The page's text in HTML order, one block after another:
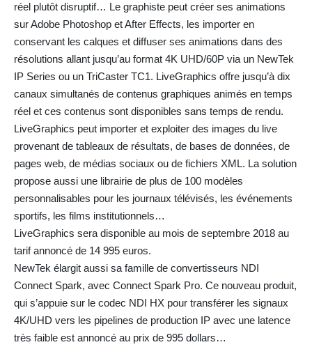
réel plutôt disruptif… Le graphiste peut créer ses animations
sur Adobe Photoshop et After Effects, les importer en
conservant les calques et diffuser ses animations dans des
résolutions allant jusqu’au format 4K UHD/60P via un NewTek
IP Series ou un TriCaster TC1. LiveGraphics offre jusqu’à dix
canaux simultanés de contenus graphiques animés en temps
réel et ces contenus sont disponibles sans temps de rendu.
LiveGraphics peut importer et exploiter des images du live
provenant de tableaux de résultats, de bases de données, de
pages web, de médias sociaux ou de fichiers XML. La solution
propose aussi une librairie de plus de 100 modèles
personnalisables pour les journaux télévisés, les événements
sportifs, les films institutionnels…
LiveGraphics sera disponible au mois de septembre 2018 au
tarif annoncé de 14 995 euros.
NewTek élargit aussi sa famille de convertisseurs NDI
Connect Spark, avec Connect Spark Pro. Ce nouveau produit,
qui s’appuie sur le codec NDI HX pour transférer les signaux
4K/UHD vers les pipelines de production IP avec une latence
très faible est annoncé au prix de 995 dollars…